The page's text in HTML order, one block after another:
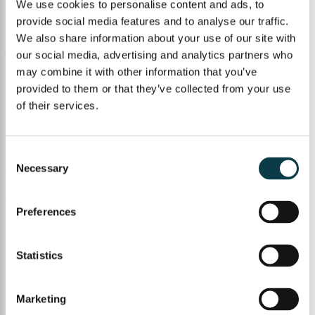
We use cookies to personalise content and ads, to
provide social media features and to analyse our traffic.
We also share information about your use of our site with
our social media, advertising and analytics partners who
may combine it with other information that you’ve
provided to them or that they’ve collected from your use
of their services.
Selection
Necessary
Preferences
Statistics
Marketing
Înțelegerea conceptelor, nu memorarea
Învățarea eficientă începe atunci când conceptele sunt înțelese și conectate
între ele. Memorarea mecanică a pașilor duce frecvent la blocaje și confuzii.
Rolul exercițiilor aplicate și al testării
Exercițiile aplicate și testările regulate ajută la consolidarea cunoștințelor și
la transferul teoriei în situații concrete.
Feedback-ul clar oferă direcție și ajută la corectarea greșelilor înainte ca
acestea să se fixeze.
https://upper.school/cursuri/cursuri-online-live/matematica/
Motivația apare mai ușor atunci când matematica este conectată cu realitatea
Exemple practice din viața reală